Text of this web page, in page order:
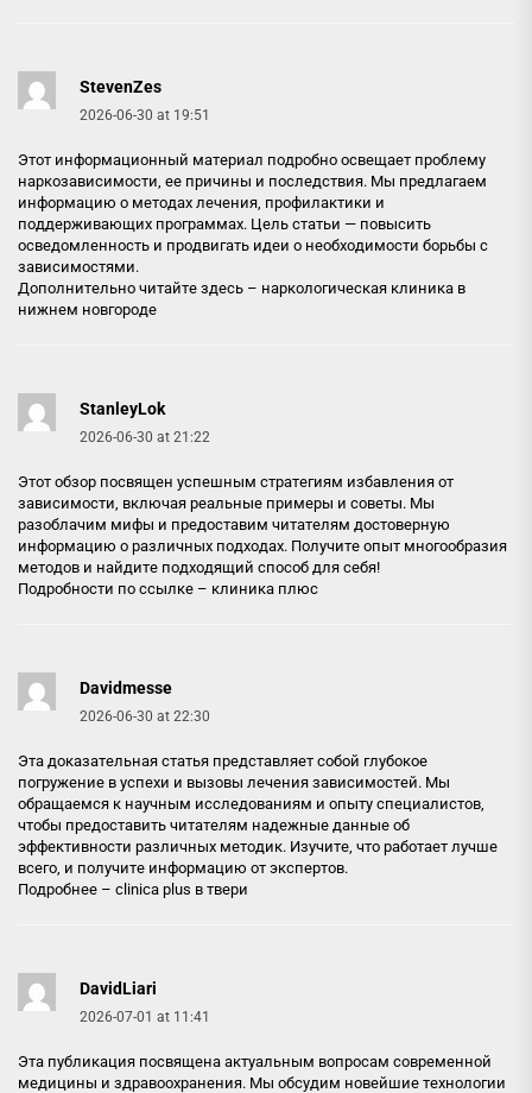
StevenZes
2026-06-30 at 19:51
Этот информационный материал подробно освещает проблему
наркозависимости, ее причины и последствия. Мы предлагаем
информацию о методах лечения, профилактики и
поддерживающих программах. Цель статьи — повысить
осведомленность и продвигать идеи о необходимости борьбы с
зависимостями.
Дополнительно читайте здесь – наркологическая клиника в
нижнем новгороде
StanleyLok
2026-06-30 at 21:22
Этот обзор посвящен успешным стратегиям избавления от
зависимости, включая реальные примеры и советы. Мы
разоблачим мифы и предоставим читателям достоверную
информацию о различных подходах. Получите опыт многообразия
методов и найдите подходящий способ для себя!
Подробности по ссылке – клиника плюс
Davidmesse
2026-06-30 at 22:30
Эта доказательная статья представляет собой глубокое
погружение в успехи и вызовы лечения зависимостей. Мы
обращаемся к научным исследованиям и опыту специалистов,
чтобы предоставить читателям надежные данные об
эффективности различных методик. Изучите, что работает лучше
всего, и получите информацию от экспертов.
Подробнее – clinica plus в твери
DavidLiari
2026-07-01 at 11:41
Эта публикация посвящена актуальным вопросам современной
медицины и здравоохранения. Мы обсудим новейшие технологии